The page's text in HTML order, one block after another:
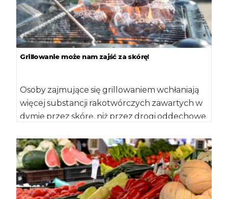
Grillowanie może nam zajść za skórę!
Osoby zajmujące się grillowaniem wchłaniają
więcej substancji rakotwórczych zawartych w
dymie przez skórę, niż przez drogi oddechowe